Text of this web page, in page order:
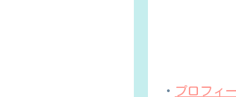
・ プロフィ